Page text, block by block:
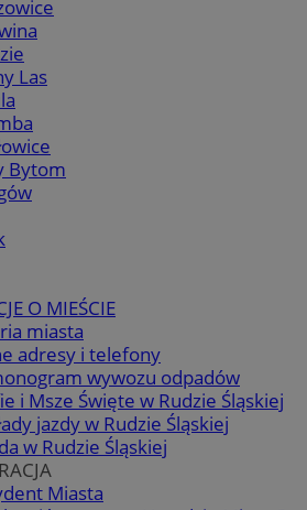
Las
Bytom
O MIEŚCIE
miasta
adresy i telefony
wywozu odpadów
i Msze Święte w Rudzie Śląskiej
jazdy w Rudzie Śląskiej
w Rudzie Śląskiej
Miasta